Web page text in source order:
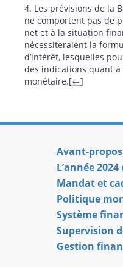
4. Les prévisions de la
ne comportent pas de
net et à la situation
nécessiteraient la
d’intérêt, lesquelles
des indications quant
monétaire.[←]
Avant-
L’année
Mandat et
Politique
Système
Supervision
Gestion